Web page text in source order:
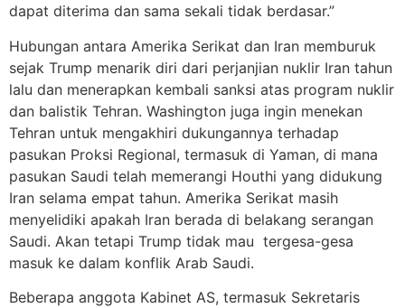
dapat diterima dan sama sekali tidak berdasar.”
Hubungan antara Amerika Serikat dan Iran memburuk
sejak Trump menarik diri dari perjanjian nuklir Iran tahun
lalu dan menerapkan kembali sanksi atas program nuklir
dan balistik Tehran. Washington juga ingin menekan
Tehran untuk mengakhiri dukungannya terhadap
pasukan Proksi Regional, termasuk di Yaman, di mana
pasukan Saudi telah memerangi Houthi yang didukung
Iran selama empat tahun. Amerika Serikat masih
menyelidiki apakah Iran berada di belakang serangan
Saudi. Akan tetapi Trump tidak mau tergesa-gesa
masuk ke dalam konflik Arab Saudi.
Beberapa anggota Kabinet AS, termasuk Sekretaris